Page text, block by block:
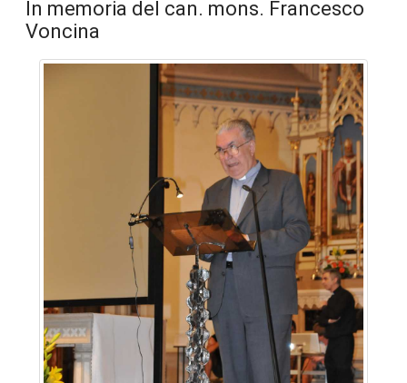
In memoria del can. mons. Francesco
Voncina